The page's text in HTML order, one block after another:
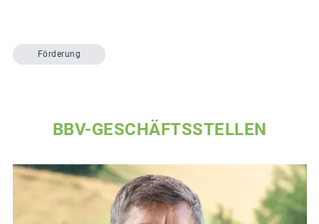
Förderung
BBV-GESCHÄFTSSTELLEN